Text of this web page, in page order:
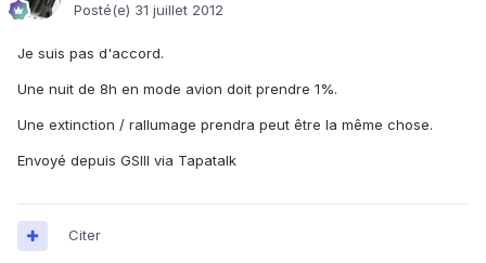
Posté(e) 31 juillet 2012
Je suis pas d'accord.
Une nuit de 8h en mode avion doit prendre 1%.
Une extinction / rallumage prendra peut être la même chose.
Envoyé depuis GSIII via Tapatalk
Citer